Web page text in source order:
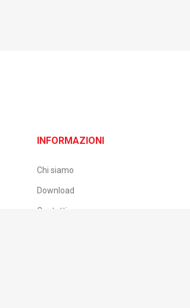
INFORMAZIONI
Chi siamo
Download
Contatti